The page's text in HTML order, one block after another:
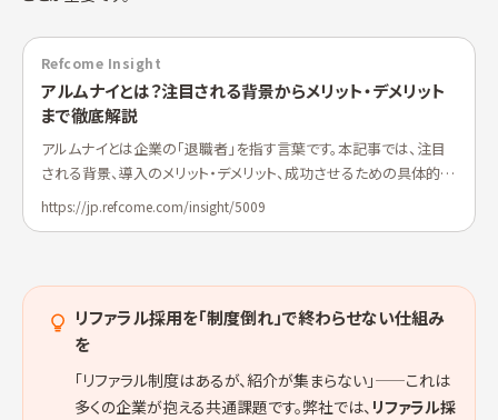
Refcome Insight
アルムナイとは？注目される背景からメリット・デメリット
まで徹底解説
アルムナイとは企業の「退職者」を指す言葉です。本記事では、注目
される背景、導入のメリット・デメリット、成功させるための具体的な
ステップから、国内企業の活用事例までを網羅的に解説しま...
https://jp.refcome.com/insight/5009
リファラル採用を「制度倒れ」で終わらせない仕組み
を
「リファラル制度はあるが、紹介が集まらない」——これは
多くの企業が抱える共通課題です。弊社では、 リファラル採